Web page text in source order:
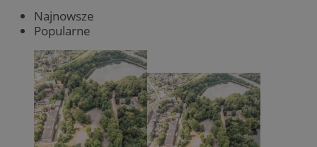
Najnowsze
Popularne